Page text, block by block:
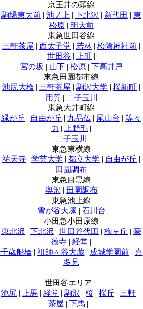
京王井の頭線
駒場東大前 | 池ノ上 | 下北沢 | 新代田 | 東
松原| 明大前
東急世田谷線
三軒茶屋 | 西太子堂 | 若林 | 松陰神社前 |
世田谷 | 上町 |
宮の坂 | 山下| 松原| 下高井戸
東急田園都市線
池尻大橋 | 三軒茶屋 | 駒沢大学 | 桜新町 |
用賀 | 二子玉川
東急大井町線
緑が丘 | 自由が丘 | 九品仏 | 尾山台 | 等々
力 | 上野毛 |
二子玉川
東急東横線
祐天寺 | 学芸大学 | 都立大学 | 自由が丘 |
田園調布
東急目黒線
奥沢 | 田園調布
東急池上線
雪が谷大塚 | 石川台
小田急小田原線
東北沢 | 下北沢 | 世田谷代田 | 梅ヶ丘 | 豪
徳寺 | 経堂 |
千歳船橋 | 祖師ヶ谷大蔵| 成城学園前| 喜
多見
世田谷エリア
池尻 | 上馬 | 経堂 | 駒沢 | 桜 | 桜丘 | 三軒
茶屋 | 下馬 |